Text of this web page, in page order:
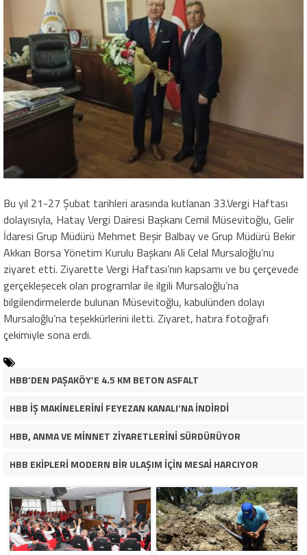
Bu yıl 21-27 Şubat tarihleri arasında kutlanan 33.Vergi Haftası
dolayısıyla, Hatay Vergi Dairesi Başkanı Cemil Müsevitoğlu, Gelir
İdaresi Grup Müdürü Mehmet Beşir Balbay ve Grup Müdürü Bekir
Akkan Borsa Yönetim Kurulu Başkanı Ali Celal Mursaloğlu’nu
ziyaret etti. Ziyarette Vergi Haftası’nın kapsamı ve bu çerçevede
gerçekleşecek olan programlar ile ilgili Mursaloğlu’na
bilgilendirmelerde bulunan Müsevitoğlu, kabulünden dolayı
Mursaloğlu’na teşekkürlerini iletti. Ziyaret, hatıra fotoğrafı
çekimiyle sona erdi.
HBB’DEN PAŞAKÖY’E 4.5 KM BETON ASFALT
HBB İŞ MAKİNELERİNİ FEYEZAN KANALI’NA İNDİRDİ
HBB, ANMA VE MİNNET ZİYARETLERİNİ SÜRDÜRÜYOR
HBB EKİPLERİ MODERN BİR ULAŞIM İÇİN MESAİ HARCIYOR